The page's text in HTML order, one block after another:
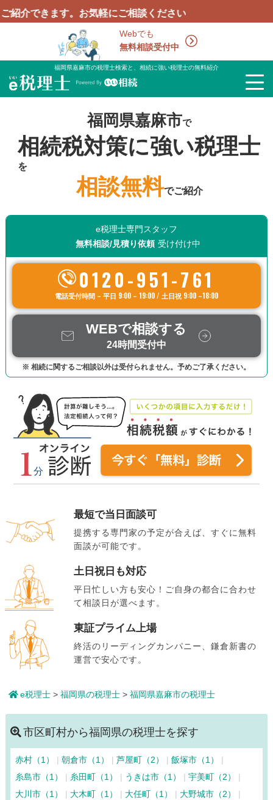
Webでも
無料相談受付中
す。お気軽にご相談ください
福岡県嘉麻市の税理士検索と、相続に強い税理士の無料紹介
福岡県嘉麻市で
相続税対策に強い税理士
を
相談無料でご紹介
e税理士専門スタッフ
無料相談/見積り依頼 受け付け中
0120-951-761
電話受付時間 – 平日 9:00 – 19:00 / 土日祝 9:00 –18:00
WEBで相談する
24時間受付中
※ 相続に関するご相談以外は受付られません。予めご了承ください。
最短で当日面談可
提携する専門家の予定が合えば、すぐに無料
面談が可能です。
土日祝日も対応
平日忙しい方も安心！ご自身の都合に合わせ
て相談日が選べます。
東証プライム上場
終活のリーディングカンパニー、鎌倉新書の
運営で安心です。
e税理士> 福岡県の税理士> 福岡県嘉麻市の税理士
市区町村から福岡県の税理士を探す
赤村（1） 朝倉市（1） 芦屋町（2）
飯塚市（1）
糸島市（1）
糸田町（1） うきは市（1）
宇美町（2）
大川市（1）
大木町（1） 大任町（1）
大野城市（2）